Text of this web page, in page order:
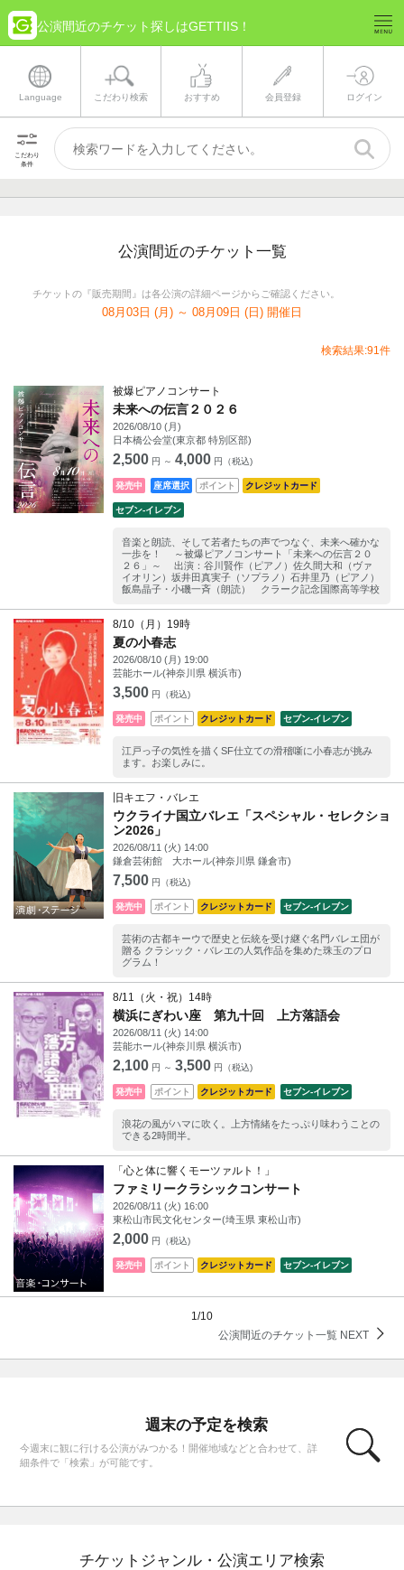
公演間近のチケット探しはGETTIIS！
Language こだわり検索 おすすめ 会員登録 ログイン
こだわり
条件
公演間近のチケット一覧
チケットの『販売期間』は各公演の詳細ページからご確認ください。
08月03日 (月) ～ 08月09日 (日) 開催日
検索結果:91件
被爆ピアノコンサート
未来への伝言２０２６
2026/08/10 (月)
日本橋公会堂(東京都 特別区部)
2,500 円 ～ 4,000 円（税込)
発売中 座席選択 ポイント クレジットカード
セブン‐イレブン
音楽と朗読、そして若者たちの声でつなぐ、未来へ確かな
一歩を！ ～被爆ピアノコンサート「未来への伝言２０
２６」～ 出演：谷川賢作（ピアノ）佐久間大和（ヴァ
イオリン）坂井田真実子（ソプラノ）石井里乃（ピアノ）
飯島晶子・小磯一斉（朗読） クラーク記念国際高等学校
8/10（月）19時
夏の小春志
2026/08/10 (月) 19:00
芸能ホール(神奈川県 横浜市)
3,500 円（税込)
発売中 ポイント クレジットカード セブン‐イレブン
江戸っ子の気性を描くSF仕立ての滑稽噺に小春志が挑み
ます。お楽しみに。
旧キエフ・バレエ
ウクライナ国立バレエ「スペシャル・セレクショ
ン2026」
2026/08/11 (火) 14:00
鎌倉芸術館 大ホール(神奈川県 鎌倉市)
7,500 円（税込)
発売中 ポイント クレジットカード セブン‐イレブン
芸術の古都キーウで歴史と伝統を受け継ぐ名門バレエ団が
贈る クラシック・バレエの人気作品を集めた珠玉のプロ
グラム！
8/11（火・祝）14時
横浜にぎわい座 第九十回 上方落語会
2026/08/11 (火) 14:00
芸能ホール(神奈川県 横浜市)
2,100 円 ～ 3,500 円（税込)
発売中 ポイント クレジットカード セブン‐イレブン
浪花の風がハマに吹く。上方情緒をたっぷり味わうことの
できる2時間半。
「心と体に響くモーツァルト！」
ファミリークラシックコンサート
2026/08/11 (火) 16:00
東松山市民文化センター(埼玉県 東松山市)
2,000 円（税込)
発売中 ポイント クレジットカード セブン‐イレブン
1/10
公演間近のチケット一覧 NEXT
週末の予定を検索
今週末に観に行ける公演がみつかる！開催地域などと合わせて、詳
細条件で「検索」が可能です。
チケットジャンル・公演エリア検索